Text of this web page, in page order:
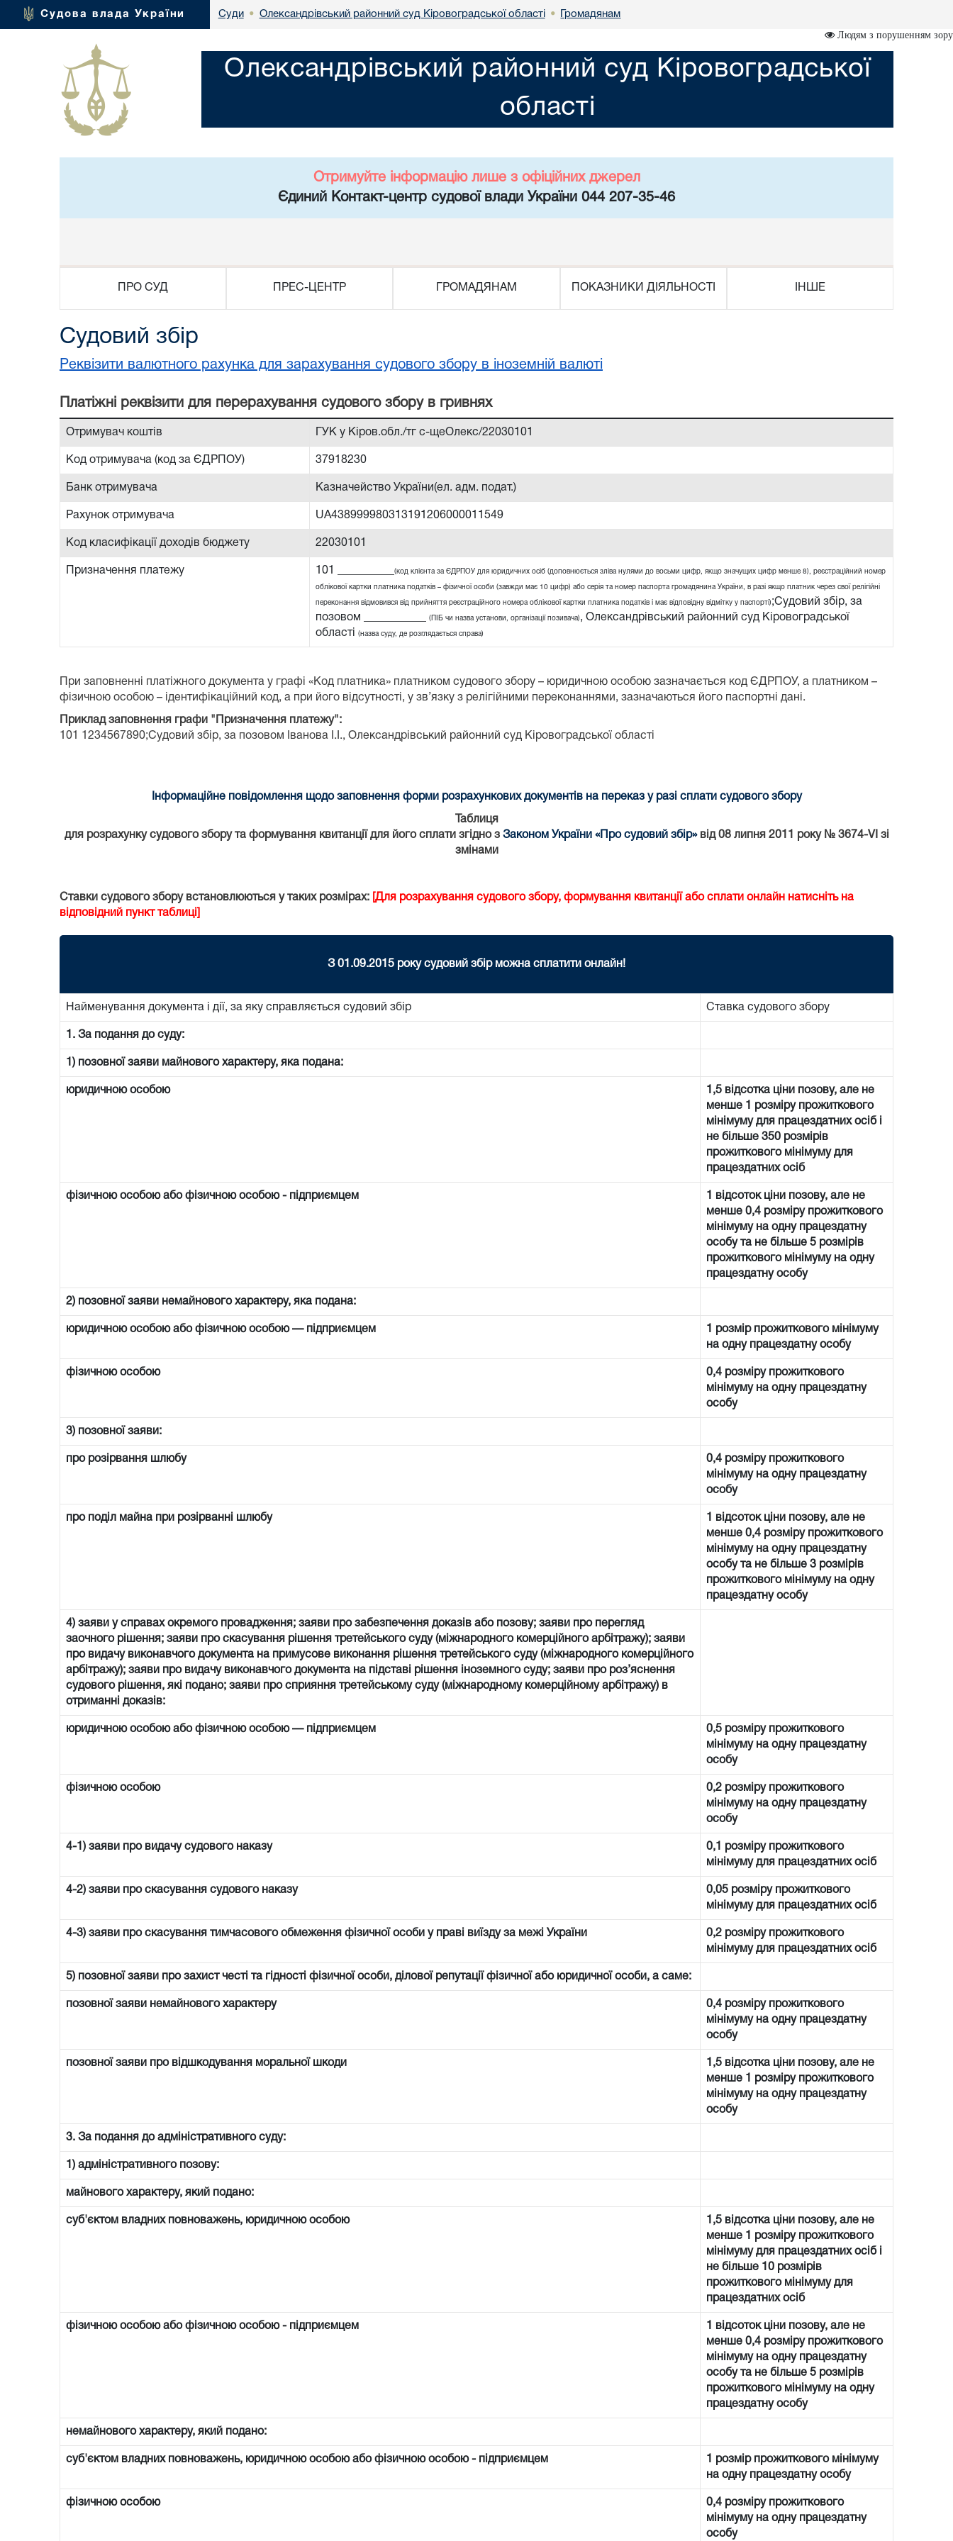
Судова влада України Суди • Олександрівський районний суд Кіровоградської області • Громадянам
Людям з порушенням зору
Олександрівський районний суд Кіровоградської
області
Отримуйте інформацію лише з офіційних джерел
Єдиний Контакт-центр судової влади України 044 207-35-46
ПРО СУД ПРЕС-ЦЕНТР ГРОМАДЯНАМ ПОКАЗНИКИ ДІЯЛЬНОСТІ ІНШЕ
Судовий збір
Реквізити валютного рахунка для зарахування судового збору в іноземній валюті
Платiжнi реквiзити для перерахування судового збору в гривнях
Отримувач коштів ГУК у Кіров.обл./тг с-щеОлекс/22030101
Код отримувача (код за ЄДРПОУ) 37918230
Банк отримувача Казначейство України(ел. адм. подат.)
Рахунок отримувача UA438999980313191206000011549
Код класифікації доходів бюджету 22030101
Призначення платежу 101 __________ (код клієнта за ЄДРПОУ для юридичних осіб (доповнюється зліва нулями до восьми цифр, якщо значущих цифр менше 8), реєстраційний номер
облікової картки платника податків – фізичної особи (завжди має 10 цифр) або серія та номер паспорта громадянина України, в разі якщо платник через свої релігійні
переконання відмовився від прийняття реєстраційного номера облікової картки платника податків і має відповідну відмітку у паспорті) ;Судовий збір, за
позовом ___________
(ПІБ чи назва установи, організації позивача) , Олександрівський районний суд Кіровоградської
області (назва суду, де розглядається справа)
При заповненні платіжного документа у графі «Код платника» платником судового збору – юридичною особою зазначається код ЄДРПОУ, а платником –
фізичною особою – ідентифікаційний код, а при його відсутності, у зв’язку з релігійними переконаннями, зазначаються його паспортні дані.
Приклад заповнення графи "Призначення платежу":
101 1234567890;Судовий збір, за позовом Іванова І.І., Олександрівський районний суд Кіровоградської області
Інформаційне повідомлення щодо заповнення форми розрахункових документів на переказ у разі сплати судового збору
Таблиця
для розрахунку судового збору та формування квитанції для його сплати згідно з Законом України «Про судовий збір»від 08 липня 2011 року № 3674-VI зі
змінами
Ставки судового збору встановлюються у таких розмірах: [Для розрахування судового збору, формування квитанції або сплати онлайн натисніть на
відповідний пункт таблиці]
З 01.09.2015 року судовий збір можна сплатити онлайн!
Найменування документа і дії, за яку справляється судовий збір Ставка судового збору
1. За подання до суду:
1) позовної заяви майнового характеру, яка подана:
юридичною особою
1,5 відсотка ціни позову, але не
менше 1 розміру прожиткового
мінімуму для працездатних осіб і
не більше 350 розмірів
прожиткового мінімуму для
працездатних осіб
фізичною особою або фізичною особою - підприємцем
1 відсоток ціни позову, але не
менше 0,4 розміру прожиткового
мінімуму на одну працездатну
особу та не більше 5 розмірів
прожиткового мінімуму на одну
працездатну особу
2) позовної заяви немайнового характеру, яка подана:
юридичною особою або фізичною особою — підприємцем
1 розмір прожиткового мінімуму
на одну працездатну особу
фізичною особою
0,4 розміру прожиткового
мінімуму на одну працездатну
особу
3) позовної заяви:
про розірвання шлюбу
0,4 розміру прожиткового
мінімуму на одну працездатну
особу
про поділ майна при розірванні шлюбу
1 відсоток ціни позову, але не
менше 0,4 розміру прожиткового
мінімуму на одну працездатну
особу та не більше 3 розмірів
прожиткового мінімуму на одну
працездатну особу
4) заяви у справах окремого провадження; заяви про забезпечення доказів або позову; заяви про перегляд
заочного рішення; заяви про скасування рішення третейського суду (міжнародного комерційного арбітражу); заяви
про видачу виконавчого документа на примусове виконання рішення третейського суду (міжнародного комерційного
арбітражу); заяви про видачу виконавчого документа на підставі рішення іноземного суду; заяви про роз’яснення
судового рішення, які подано; заяви про сприяння третейському суду (міжнародному комерційному арбітражу) в
отриманні доказів:
юридичною особою або фізичною особою — підприємцем
0,5 розміру прожиткового
мінімуму на одну працездатну
особу
фізичною особою
0,2 розміру прожиткового
мінімуму на одну працездатну
особу
4-1) заяви про видачу судового наказу
0,1 розміру прожиткового
мінімуму для працездатних осіб
4-2) заяви про скасування судового наказу
0,05 розміру прожиткового
мінімуму для працездатних осіб
4-3) заяви про скасування тимчасового обмеження фізичної особи у праві виїзду за межі України
0,2 розміру прожиткового
мінімуму для працездатних осіб
5) позовної заяви про захист честі та гідності фізичної особи, ділової репутації фізичної або юридичної особи, а саме:
позовної заяви немайнового характеру
0,4 розміру прожиткового
мінімуму на одну працездатну
особу
позовної заяви про відшкодування моральної шкоди
1,5 відсотка ціни позову, але не
менше 1 розміру прожиткового
мінімуму на одну працездатну
особу
3. За подання до адміністративного суду:
1) адміністративного позову:
майнового характеру, який подано:
суб'єктом владних повноважень, юридичною особою
1,5 відсотка ціни позову, але не
менше 1 розміру прожиткового
мінімуму для працездатних осіб і
не більше 10 розмірів
прожиткового мінімуму для
працездатних осіб
фізичною особою або фізичною особою - підприємцем
1 відсоток ціни позову, але не
менше 0,4 розміру прожиткового
мінімуму на одну працездатну
особу та не більше 5 розмірів
прожиткового мінімуму на одну
працездатну особу
немайнового характеру, який подано:
суб'єктом владних повноважень, юридичною особою або фізичною особою - підприємцем
1 розмір прожиткового мінімуму
на одну працездатну особу
фізичною особою
0,4 розміру прожиткового
мінімуму на одну працездатну
особу